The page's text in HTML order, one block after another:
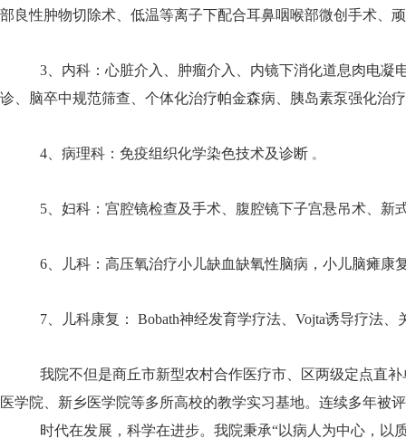
部良性肿物切除术、低温等离子下配合耳鼻咽喉部微创手术、
3、内科：心脏介入、肿瘤介入、内镜下消化道息肉电
诊、脑卒中规范筛查、个体化治疗帕金森病、胰岛素泵强化治
4、病理科：免疫组织化学染色技术及诊断 。
5、妇科：宫腔镜检查及手术、腹腔镜下子宫悬吊术、
6、儿科：高压氧治疗小儿缺血缺氧性脑病，小儿脑瘫
7、儿科康复： Bobath神经发育学疗法、Vojta诱导疗法
我院不但是商丘市新型农村合作医疗市、区两级定点直
医学院、新乡医学院等多所高校的教学实习基地。连续多年被
时代在发展，科学在进步。我院秉承“以病人为中心，